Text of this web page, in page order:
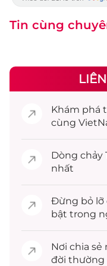
Tin cùng
Khám phá
cùng
Dòng chảy
nhất
Đừng bỏ lỡ
bật trong
Nơi chia
đời thường